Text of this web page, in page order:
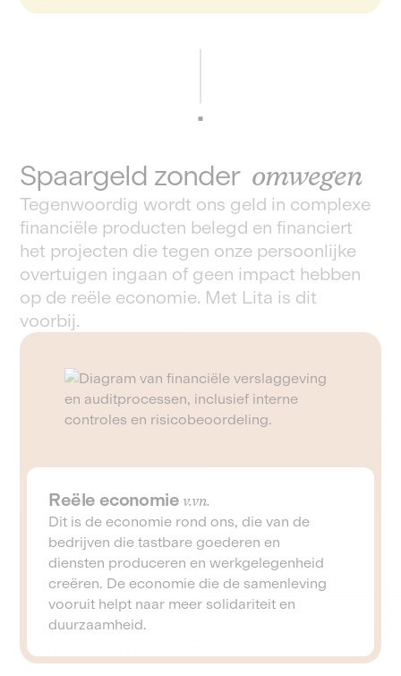
Reële economie v.vn.
Dit is de economie rond ons, die van de
bedrijven die tastbare goederen en
diensten produceren en werkgelegenheid
creëren. De economie die de samenleving
vooruit helpt naar meer solidariteit en
duurzaamheid.
Spaargeld zonder omwegen
Tegenwoordig wordt ons geld in complexe
financiële producten belegd en financiert
het projecten die tegen onze persoonlijke
overtuigen ingaan of geen impact hebben
op de reële economie. Met Lita is dit
voorbij.